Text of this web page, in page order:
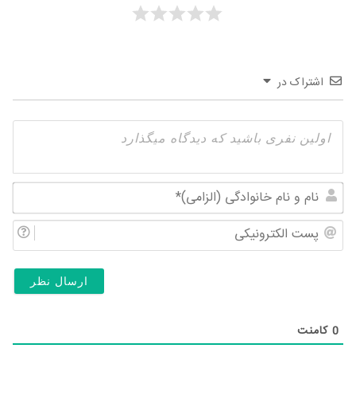
اشتراک در
و
0 کامنت